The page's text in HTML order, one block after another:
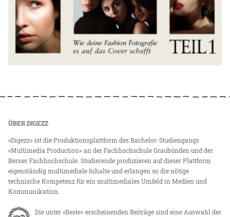
ÜBER DIGEZZ
«Digezz» ist die Produktionsplattform des Bachelor-Studiengangs
«Multimedia Production» an der Fachhochschule Graubünden und der
Berner Fachhochschule. Studierende produzieren auf dieser Plattform
eigenständig multimediale Inhalte und erlangen so die nötige
technische Kompetenz für ein multimediales Umfeld in Medien und
Kommunikation.
Die unter «Beste» erscheinenden Beiträge sind eine Auswahl der